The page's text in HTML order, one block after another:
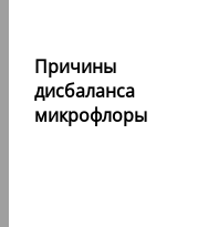
Причины
дисбаланса
микрофлоры